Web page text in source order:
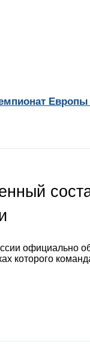
Европы
официально
которого